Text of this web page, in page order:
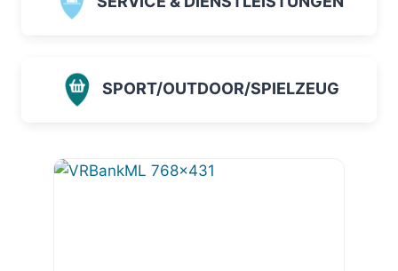
SPORT/OUTDOOR/SPIELZEUG